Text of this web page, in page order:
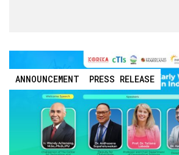
ANNOUNCEMENT PRESS RELEASE